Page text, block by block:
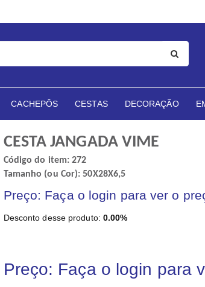
CACHEPÔS CESTAS DECORAÇÃO
CESTA JANGADA VIME
Código do item: 272
Tamanho (ou Cor): 50X28X6,5
Preço: Faça o login para ver o
Desconto desse produto: 0.00%
Preço: Faça o login para